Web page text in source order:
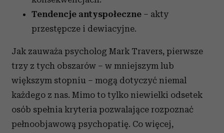
Tendencje antyspołeczne – akty
przestępcze i dewiacyjne.
Jak zauważa psycholog Mark Travers, pierwsze
trzy z tych obszarów – w mniejszym lub
większym stopniu – mogą dotyczyć niemal
każdego z nas. Mimo to tylko niewielki odsetek
osób spełnia kryteria pozwalające rozpoznać
pełnoobjawową psychopatię. Co więcej,